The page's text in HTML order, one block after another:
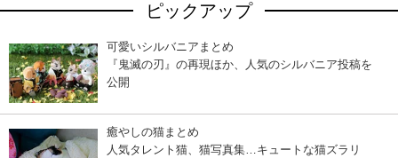
ピックアップ
可愛いシルバニアまとめ
『鬼滅の刃』の再現ほか、人気のシルバニア投稿を
公開
癒やしの猫まとめ
人気タレント猫、猫写真集…キュートな猫ズラリ